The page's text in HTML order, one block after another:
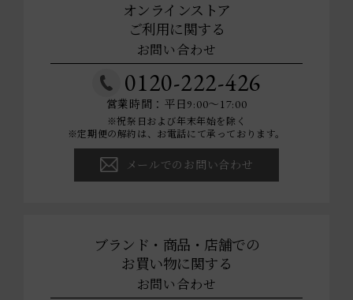
オンラインストア
ご利用に関する
お問い合わせ
0120-222-426
営業時間：平日9:00～17:00
※祝祭日および年末年始を除く
※定期便の解約は、お電話にて承っております。
メールでのお問い合わせ
ブランド・商品・店舗での
お買い物に関する
お問い合わせ